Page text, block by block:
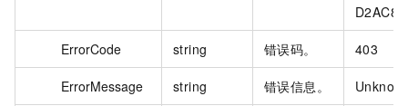
ErrorCode string 错误码。 403
ErrorMessage string 错误信息。